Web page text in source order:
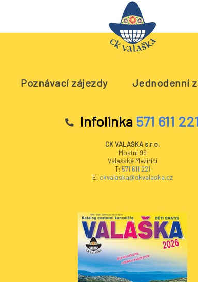
Poznávací zájezdy Jednodenní
Infolinka 571 611
CK VALAŠKA s.r.o.
Mostní 99
Valašské Meziříčí
T: 571 611 221
E: ckvalaska@ckvalaska.cz